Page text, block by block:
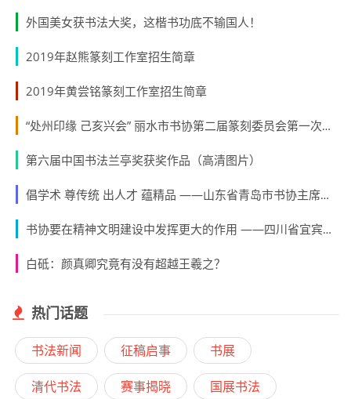
外国美女获书法大奖，这楷书功底不输国人！
2019年赵熊篆刻工作室招生简章
2019年黄尝铭篆刻工作室招生简章
“处州印缘 己亥兴会” 丽水市书协第二届篆刻委员会第一次会议召开
第六届中国书法兰亭奖获奖作品（高清图片）
倡学术 尊传统 出人才 蕴精品 ——山东省青岛市书协主席范国强访谈
书协要在精神文明建设中发挥更大的作用 ——四川省宜宾市书协主席黄泽江访谈
白砥：颜真卿究竟有没有超越王羲之？
热门话题
书法新闻 征稿启事 书展
清代书法 赛事揭晓 国展书法